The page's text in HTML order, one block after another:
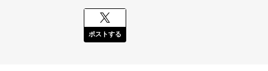
ポストする